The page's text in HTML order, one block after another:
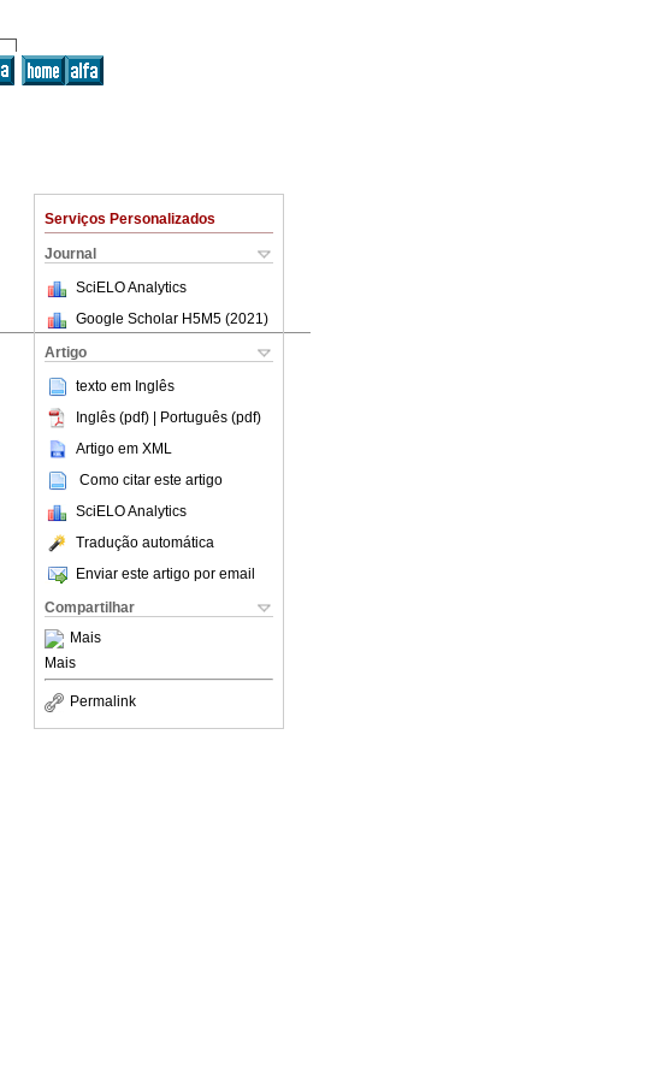
Serviços Personalizados
Journal
SciELO Analytics
Google Scholar H5M5 (2021 )
Artigo
texto em Inglês
Inglês (pdf) | Português (pdf)
Artigo em XML
Como citar este artigo
SciELO Analytics
Tradução automática
Enviar este artigo por email
Compartilhar
Mais
Mais
Permalink